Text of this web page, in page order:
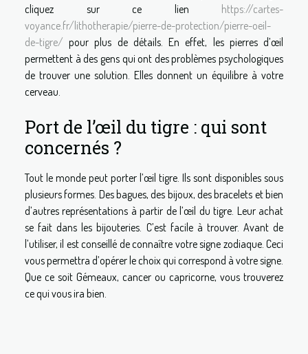
cliquez sur ce lien https://cartes-
voyance.fr/lithotherapie/pierre-de-protection/pierre-oeil-
de-tigre/ pour plus de détails. En effet, les pierres d’œil
permettent à des gens qui ont des problèmes psychologiques
de trouver une solution. Elles donnent un équilibre à votre
cerveau.
Port de l’œil du tigre : qui sont
concernés ?
Tout le monde peut porter l’œil tigre. Ils sont disponibles sous
plusieurs formes. Des bagues, des bijoux, des bracelets et bien
d’autres représentations à partir de l’œil du tigre. Leur achat
se fait dans les bijouteries. C’est facile à trouver. Avant de
l’utiliser, il est conseillé de connaître votre signe zodiaque. Ceci
vous permettra d’opérer le choix qui correspond à votre signe.
Que ce soit Gémeaux, cancer ou capricorne, vous trouverez
ce qui vous ira bien.